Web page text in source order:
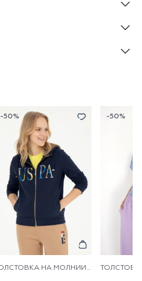
-50%
ТОЛСТОВКА НА МОЛНИИ С КАПЮШОНОМ
-50%